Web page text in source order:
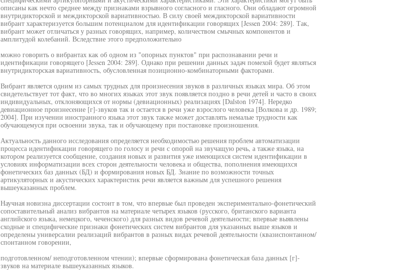
описаны как нечто среднее между признаками взрывного согласного и гласного. Они обладают огромной
внутридикторской и междикторской вариативностью. В силу своей междикторской вариативности
вибрант характеризуется большим потенциалом для идентификации говорящих [Jessen 2004: 289]. Так,
вибрант может отличаться у разных говорящих, например, количеством смычных компонентов и
амплитудой колебаний. Вследствие этого предположительно
можно говорить о вибрантах как об одном из "опорных пунктов" при распознавании речи и
идентификации говорящего [Jessen 2004: 289]. Однако при решении данных задач помехой будет являться
внутридикторская вариативность, обусловленная позиционно-комбинаторными факторами.
Вибрант является одним из самых трудных для произнесения звуков в различных языках мира. Об этом
свидетельствует тот факт, что во многих языках этот звук появляется поздно в речи детей и часто в своих
индивидуальных, отклоняющихся от нормы (девиационных) реализациях [Dalston 1974]. Нередко
девиационное произнесение [г]-звуков так и остается в речи уже взрослого человека [Волкова и др. 1989;
2004]. При изучении иностранного языка этот звук также может доставлять немалые трудности как
обучающемуся при освоении звука, так и обучающему при постановке произношения.
Актуальность данного исследования определяется необходимостью решения проблем автоматизации
процесса идентификации говорящего по голосу и речи с опорой на звучащую речь, а также языка, на
котором реализуется сообщение, создания новых и развития уже имеющихся систем идентификации в
условиях информатизации всех сторон деятельности человека и общества, пополнения имеющихся
фонетических баз данных (БД) и формирования новых БД. Знание по возможности точных
артикуляторных и акустических характеристик речи является важным для успешного решения
вышеуказанных проблем.
Научная новизна диссертации состоит в том, что впервые был проведен экспериментально-фонетический
сопоставительный анализ вибрантов на материале четырех языков (русского, британского варианта
английского языка, немецкого, чеченского) для разных видов речевой деятельности; впервые выявлены
сходные и специфические признаки фонетических систем вибрантов для указанных выше языков и
определены универсалии реализаций вибрантов в разных видах речевой деятельности (квазиспонтанном/
спонтанном говорении,
подготовленном/ неподготовленном чтении); впервые сформирована фонетическая база данных [г]-
звуков на материале вышеуказанных языков.